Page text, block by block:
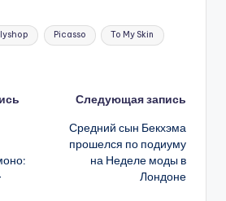
Picasso To My Skin
Следующая запись
Средний сын Бекхэма
прошелся по подиуму
на Неделе моды в
Лондоне